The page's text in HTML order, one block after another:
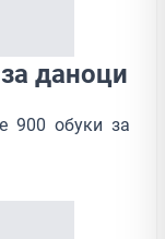
даноци
900 обуки за